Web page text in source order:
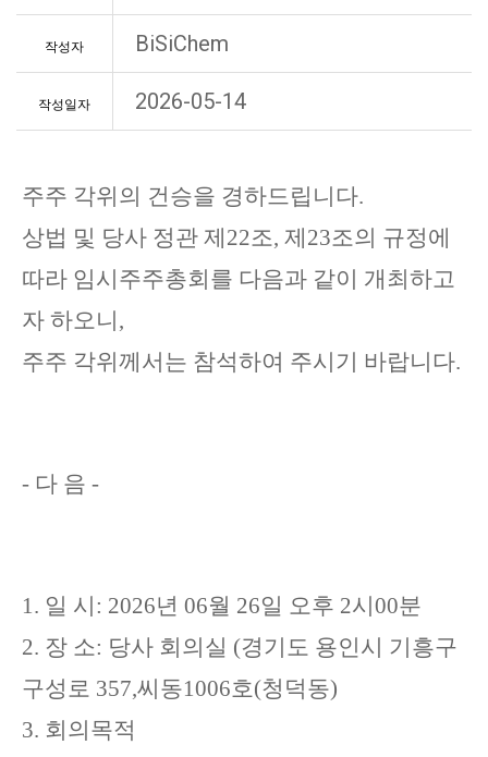
작성자 BiSiChem
작성일자 2026-05-14
주주 각위의 건승을 경하드립니다.
상법 및 당사 정관 제22조, 제23조의 규정에
따라 임시주주총회를 다음과 같이 개최하고
자 하오니 ,
주주 각위께서는 참석하여 주시기 바랍니다.
- 다 음 -
1. 일 시 : 2026년 06월 26일 오후 2시00분
2. 장 소: 당사 회의실 (경기도 용인시 기흥구
구성로 357,씨동1006호(청덕동)
3. 회의목적